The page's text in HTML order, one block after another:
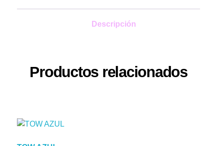
Descripción
Productos relacionados